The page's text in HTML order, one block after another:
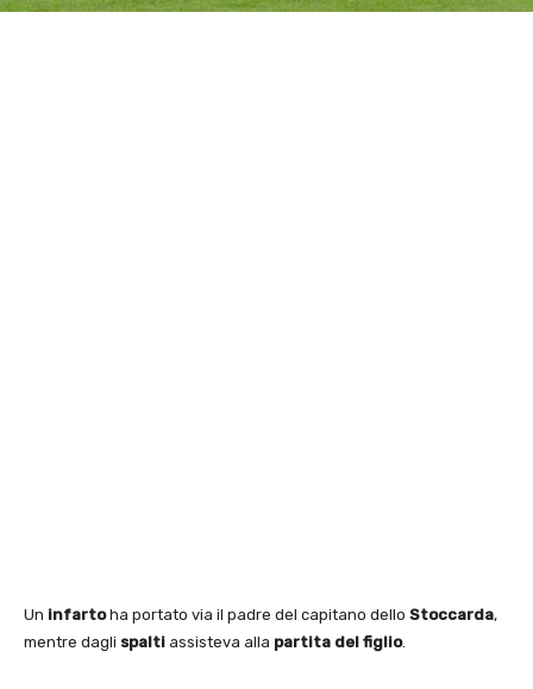
Un infartoha portato via il padre del capitano dello Stoccarda,
mentre dagli spalti assisteva alla partita del figlio.